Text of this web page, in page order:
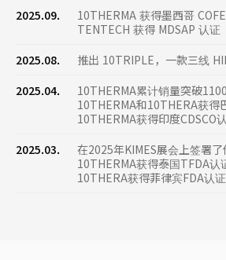
2025.09.
10THERMA 获得墨西哥
TENTECH 获得 MDSAP 认证
2025.08.
推出 10TRIPLE，一款三线
2025.04.
10THERMA累计销量突破
10THERMA和10THERA获得
10THERMA获得印度CDSCO
2025.03.
在2025年KIMES展会上签署
10THERMA获得泰国TFDA认
10THERA获得菲律宾FDA认证